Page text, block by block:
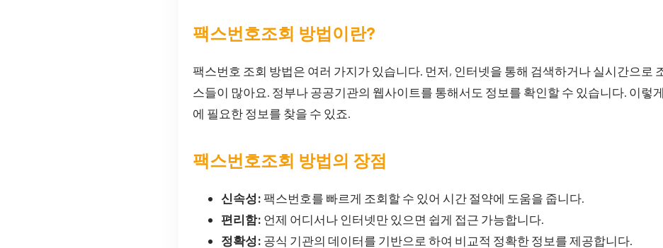
팩스번호조회 방법이란?
팩스번호 조회 방법은 여러 가지가 있습니다. 먼저, 인터넷을 통해 검색하거나 실시간으로
스들이 많아요. 정부나 공공기관의 웹사이트를 통해서도 정보를 확인할 수 있습니다. 이렇
에 필요한 정보를 찾을 수 있죠.
팩스번호조회 방법의 장점
신속성: 팩스번호를 빠르게 조회할 수 있어 시간 절약에 도움을 줍니다.
편리함: 언제 어디서나 인터넷만 있으면 쉽게 접근 가능합니다.
정확성: 공식 기관의 데이터를 기반으로 하여 비교적 정확한 정보를 제공합니다.